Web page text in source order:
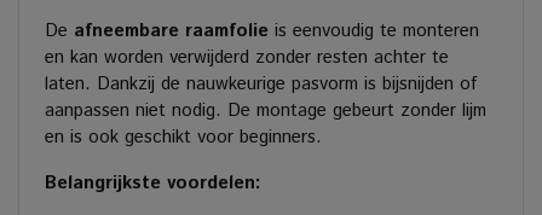
De afneembare raamfolie is eenvoudig te monteren
en kan worden verwijderd zonder resten achter te
laten. Dankzij de nauwkeurige pasvorm is bijsnijden of
aanpassen niet nodig. De montage gebeurt zonder lijm
en is ook geschikt voor beginners.
Belangrijkste voordelen: